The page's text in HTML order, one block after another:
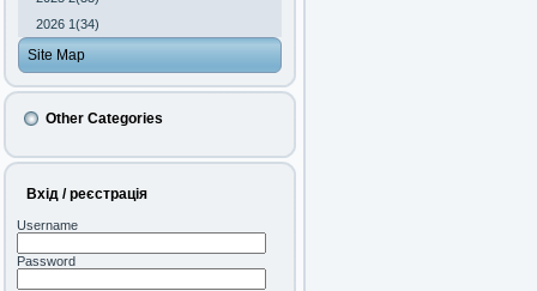
2026 1(34)
Site Map
Other Categories
Вхід / реєстрація
Username
Password